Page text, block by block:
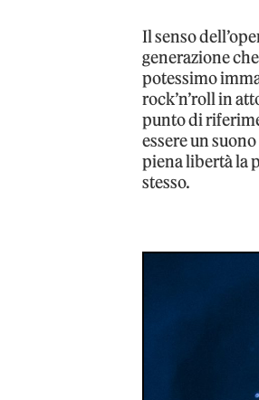
Il senso
generazione
potessimo
rock’n’roll in
punto di
essere un
piena libertà la
stesso.